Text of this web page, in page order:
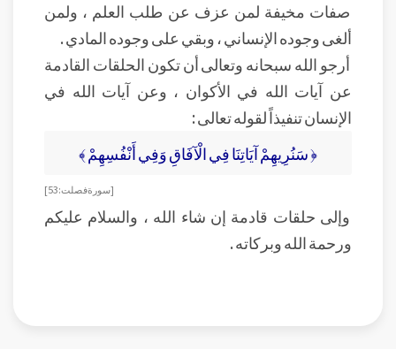
صفات مخيفة لمن عزف عن طلب العلم ، ولمن
ألغى وجوده الإنساني ، وبقي على وجوده المادي .
أرجو الله سبحانه وتعالى أن تكون الحلقات القادمة
عن آيات الله في الأكوان ، وعن آيات الله في
الإنسان تنفيذاً لقوله تعالى :
﴿ سَنُرِيهِمْ آيَاتِنَا فِي الْآفَاقِ وَفِي أَنْفُسِهِمْ ﴾
[ سورة فصلت: 53 ]
وإلى حلقات قادمة إن شاء الله ، والسلام عليكم
ورحمة الله وبركاته .